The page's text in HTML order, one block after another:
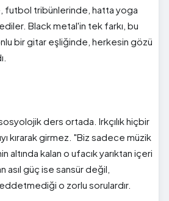
futbol tribünlerinde, hatta yoga
Black metal'in tek farkı, bu
bir gitar eşliğinde, herkesin gözü
ders ortada. Irkçılık hiçbir
kırarak girmez. "Biz sadece müzik
altında kalan o ufacık yarıktan içeri
asıl güç ise sansür değil,
o zorlu sorulardır.